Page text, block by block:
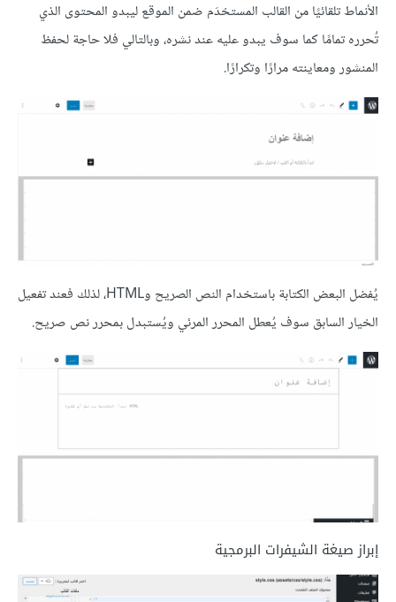
الأنماط تلقائيًا من القالب المستخدَم ضمن الموقع ليبدو المحتوى الذي
تُحرره تمامًا كما سوف يبدو عليه عند نشره، وبالتالي فلا حاجة لحفظ
المنشور ومعاينته مرارًا وتكرارًا.
يُفضل البعض الكتابة باستخدام النص الصريح وHTML، لذلك فعند تفعيل
الخيار السابق سوف يُعطل المحرر المرئي ويُستبدل بمحرر نص صريح.
إبراز صيغة الشيفرات البرمجية